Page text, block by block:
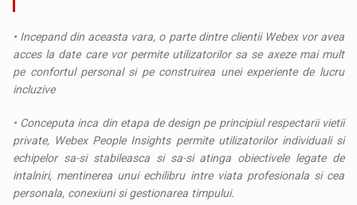
• Incepand din aceasta vara, o parte dintre clientii Webex vor avea
acces la date care vor permite utilizatorilor sa se axeze mai mult
pe confortul personal si pe construirea unei experiente de lucru
incluzive
• Conceputa inca din etapa de design pe principiul respectarii vietii
private, Webex People Insights permite utilizatorilor individuali si
echipelor sa-si stabileasca si sa-si atinga obiectivele legate de
intalniri, mentinerea unui echilibru intre viata profesionala si cea
personala, conexiuni si gestionarea timpului.